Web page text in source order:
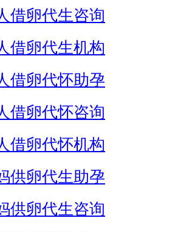
借卵代生咨询
借卵代生机构
借卵代怀助孕
借卵代怀咨询
借卵代怀机构
供卵代生助孕
供卵代生咨询